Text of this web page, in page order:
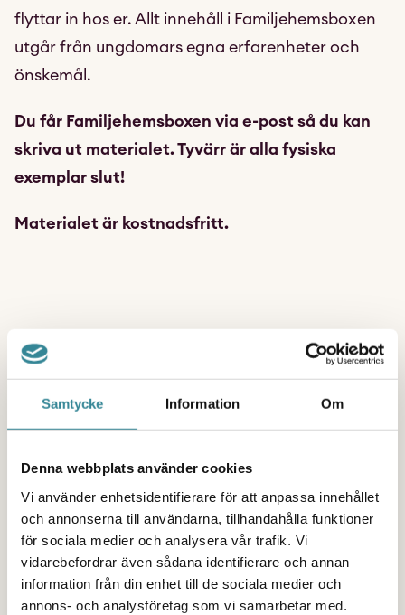
Samtycke Information Om
Denna webbplats använder cookies
Vi använder enhetsidentifierare för att anpassa innehållet
och annonserna till användarna, tillhandahålla funktioner
för sociala medier och analysera vår trafik. Vi
vidarebefordrar även sådana identifierare och annan
information från din enhet till de sociala medier och
annons- och analysföretag som vi samarbetar med.
flyttar in hos er. Allt innehåll i Familjehemsboxen
utgår från ungdomars egna erfarenheter och
önskemål.
Du får Familjehemsboxen via e-post så du kan
skriva ut materialet. Tyvärr är alla fysiska
exemplar slut!
Materialet är kostnadsfritt.
Om Maskrosbarns
barnrättsboxar
Barnrättsboxen har länge varit ett uppskattat
stöd för socialsekreterare som vill göra barn
delaktiga i sin kontakt med socialtjänsten. Den
innehåller verktyg som underlättar dialog,
förklarar processer och stärker barns förståelse